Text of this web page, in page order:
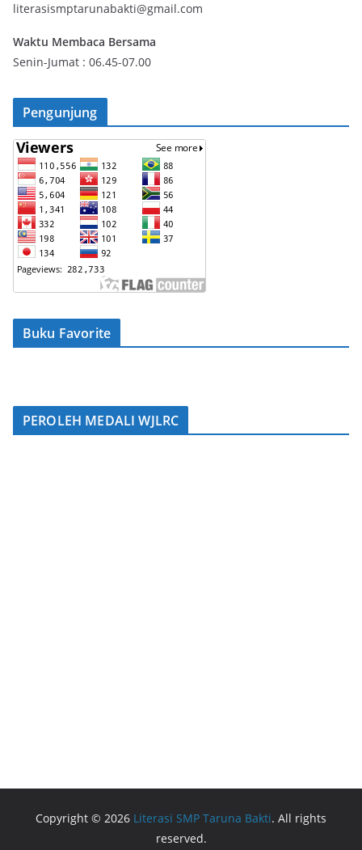
literasismptarunabakti@gmail.com
Waktu Membaca Bersama
Senin-Jumat : 06.45-07.00
Pengunjung
Buku Favorite
PEROLEH MEDALI WJLRC
Copyright © 2026 Literasi SMP Taruna Bakti. All rights
reserved.